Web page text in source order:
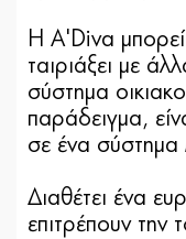
Η A'Diva μπορεί
ταιριάξει με
σύστημα
παράδειγμα,
σε ένα
Διαθέτει ένα
επιτρέπουν την